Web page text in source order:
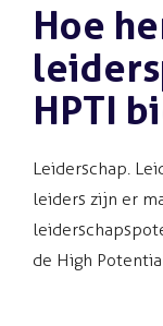
Hoe
HPTI
Leiderschap.
leiders zijn er
de High